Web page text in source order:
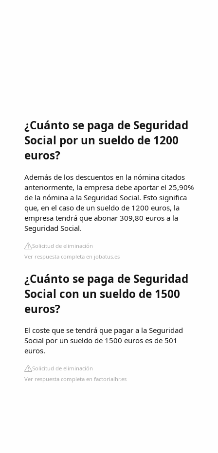
¿Cuánto se paga de Seguridad
Social por un sueldo de 1200
euros?
Además de los descuentos en la nómina citados
anteriormente, la empresa debe aportar el 25,90%
de la nómina a la Seguridad Social. Esto significa
que, en el caso de un sueldo de 1200 euros, la
empresa tendrá que abonar 309,80 euros a la
Seguridad Social.
Solicitud de eliminación
Ver respuesta completa en jobatus.es
¿Cuánto se paga de Seguridad
Social con un sueldo de 1500
euros?
El coste que se tendrá que pagar a la Seguridad
Social por un sueldo de 1500 euros es de 501
euros.
Solicitud de eliminación
Ver respuesta completa en factorialhr.es